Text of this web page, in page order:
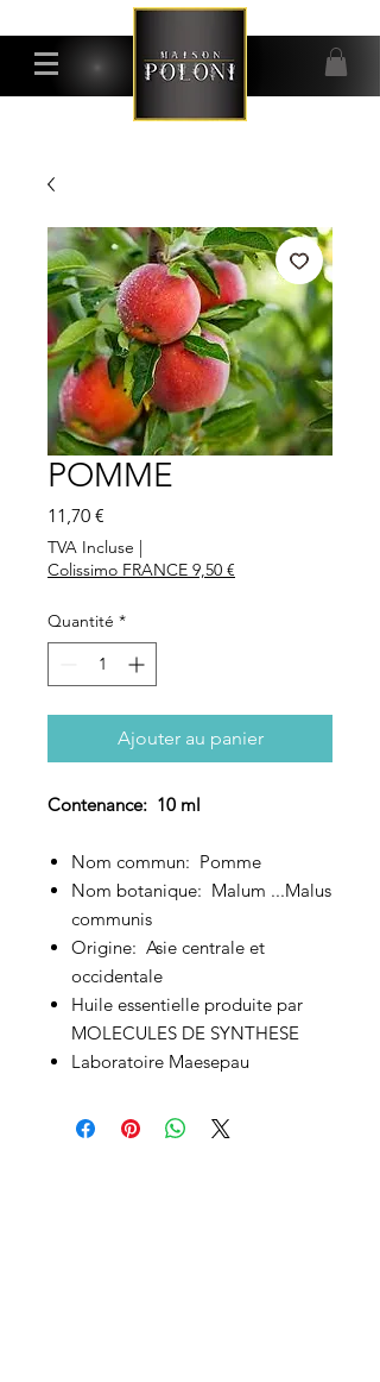
POMME
11,70 €
TVA Incluse |
Colissimo FRANCE 9,50 €
Quantité *
Ajouter au panier
Contenance: 10 ml
Nom commun: Pomme
Nom botanique: Malum ...Malus
communis
Origine: Asie centrale et
occidentale
Huile essentielle produite par
MOLECULES DE SYNTHESE
Laboratoire Maesepau